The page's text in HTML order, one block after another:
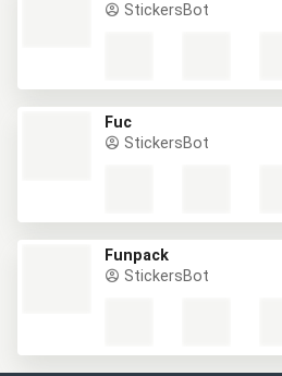
StickersBot
Fuc
StickersBot
Funpack
StickersBot